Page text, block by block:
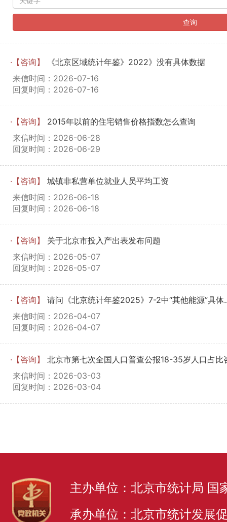
查询
·【咨询】
《北京区域统计年鉴》2022》没有具体数据
来信时间：2026-07-16
回复时间：2026-07-16
·【咨询】 2015年以前的住宅销售价格指数怎么查询
来信时间：2026-06-28
回复时间：2026-06-29
·【咨询】 城镇非私营单位就业人员平均工资
来信时间：2026-06-18
回复时间：2026-06-18
·【咨询】 关于北京市投入产出表发布问题
来信时间：2026-05-07
回复时间：2026-05-07
·【咨询】 请问《北京统计年鉴2025》7-2中“其他能源”具体
来信时间：2026-04-07
回复时间：2026-04-07
·【咨询】 北京市第七次全国人口普查公报18-35岁人口占比
来信时间：2026-03-03
回复时间：2026-03-04
主办单位：北京市统计局 国
承办单位：北京市统计发展